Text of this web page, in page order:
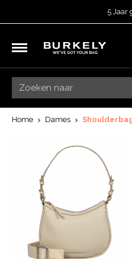
5 Jaar
Besteld voor 15:00
Home Dames